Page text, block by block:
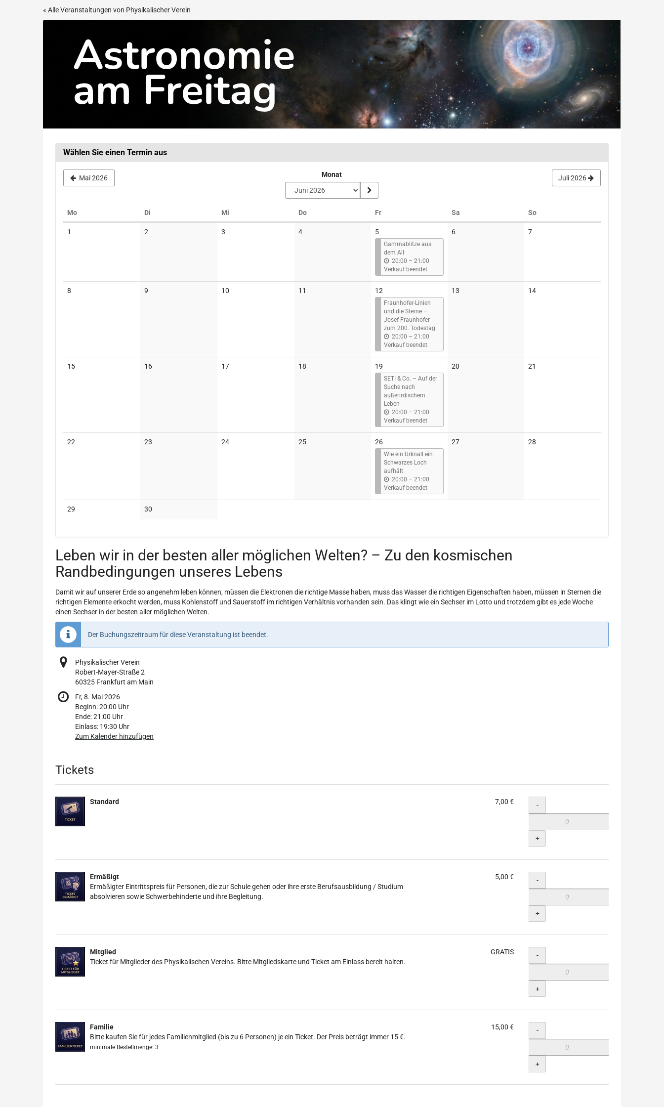
« Alle Veranstaltungen von Physikalischer Verein
Freitag
Wählen Sie einen Termin aus
Mai 2026 Monat Juli 2026
MoMontag Di Mi DoDonnerstag FrFreitag Sa SoSonntag
1 2 3 4Keine
5
Gammablitze aus
dem All
20:00 – b
i
s
21:00
Verkauf beendet
6Keine
7Keine
8 9 10 11 12
Fraunhofer-Linien
und die Sterne –
Josef Fraunhofer
zum 200. Todestag
20:00 – b
i
s
21:00
Verkauf beendet
13 14Keine
15Keine
16Keine
17Keine
18 19
SETI & Co. – Auf der
Suche nach
außerirdischem
Leben
20:00 – b
i
s
21:00
Verkauf beendet
20 21
22 23 24Keine
25Keine
26
Wie ein Urknall ein
Schwarzes Loch
aufhält
20:00 – b
i
s
21:00
Verkauf beendet
27Keine
28
29 30
Leben wir in der besten aller möglichen Welten? – Zu den kosmischen
Randbedingungen unseres Lebens
Damit wir auf unserer Erde so angenehm leben können, müssen die Elektronen die richtige Masse haben, muss das Wasser die richtigen Eigenschaften haben, müssen in Sternen die
richtigen Elemente erkocht werden, muss Kohlenstoff und Sauerstoff im richtigen Verhältnis vorhanden sein. Das klingt wie ein Sechser im Lotto und trotzdem gibt es jede Woche
einen Sechser in der besten aller möglichen Welten.
Der Buchungszeitraum für diese Veranstaltung ist beendet.
Physikalischer Verein
Robert-Mayer-Straße 2
60325 Frankfurt am Main
Fr, 8. Mai 2026
Beginn:20:00 Uhr
Ende:21:00 Uhr
Einlass: 19:30 Uhr
Zum Kalender hinzufügen
Produkte
Tickets
Standard 7,00 € Menge
-
+
Ermäßigt
Ermäßigter Eintrittspreis für Personen, die zur Schule gehen oder ihre erste Berufsausbildung / Studium
absolvieren sowie Schwerbehinderte und ihre Begleitung.
5,00 € Menge
-
+
Mitglied
Ticket für Mitglieder des Physikalischen Vereins. Bitte Mitgliedskarte und Ticket am Einlass bereit halten.
GRATIS Menge
-
+
Familie
Bitte kaufen Sie für jedes Familienmitglied (bis zu 6 Personen) je ein Ticket. Der Preis beträgt immer 15 €.
minimale Bestellmenge: 3
15,00 € Menge
-
+